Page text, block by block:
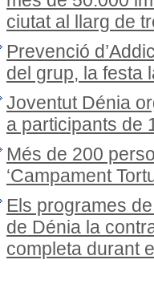
ciutat al llarg de
Prevenció
del grup, la festa
Joventut Dénia
a participants de
Més de 200
‘Campament
Els programes
de Dénia la
completa durant